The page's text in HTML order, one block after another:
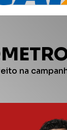
na